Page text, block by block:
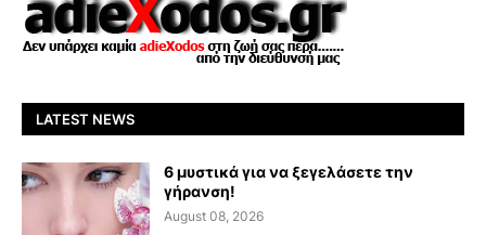
LATEST NEWS
6 μυστικά για να ξεγελάσετε την
γήρανση!
August 08, 2026